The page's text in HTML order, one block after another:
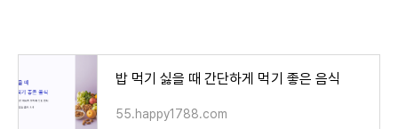
밥 먹기 싫을 때 간단하게 먹기 좋은 음식
55.happy1788.com